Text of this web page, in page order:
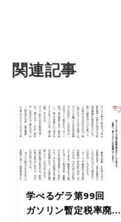
関連記事
学べるゲラ第99回
ガソリン暫定税率廃...